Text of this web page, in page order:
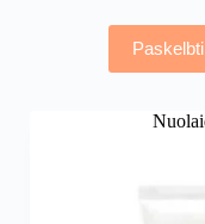
Paskelbti